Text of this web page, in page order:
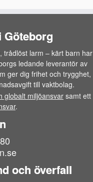
Göteborg
, trådlöst larm – kärt barn har
ledande leverantör av
ger dig frihet och trygghet,
till vaktbolag.
globalt miljöansvarsamt ett
.
och överfall